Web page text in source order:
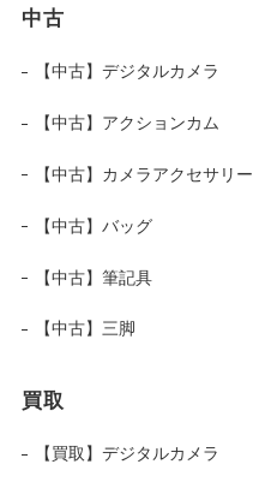
中古
【中古】デジタルカメラ
【中古】アクションカム
【中古】カメラアクセサリー
【中古】バッグ
【中古】筆記具
【中古】三脚
買取
【買取】デジタルカメラ